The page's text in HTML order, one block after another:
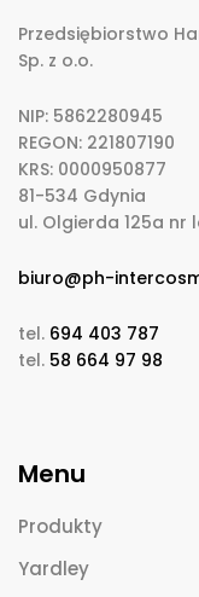
Przedsiębiorstwo
Sp. z o.o.
NIP: 5862280945
REGON: 221807190
KRS: 0000950877
81-534 Gdynia
ul. Olgierda 125a nr
biuro@ph-
tel. 694 403 787
tel. 58 664 97 98
Menu
Produkty
Yardley